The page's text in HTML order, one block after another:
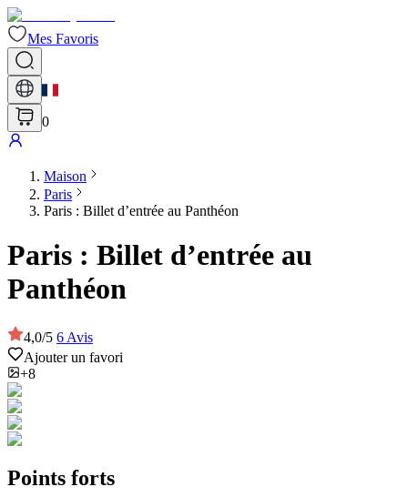
Mes Favoris
0
Maison
Paris
Paris : Billet d’entrée au Panthéon
Paris : Billet d’entrée au
Panthéon
4,0/5 6 Avis
Ajouter un favori
+8
Points forts